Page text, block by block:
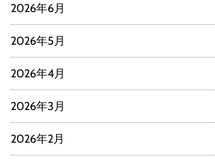
2026年6月
2026年5月
2026年4月
2026年3月
2026年2月